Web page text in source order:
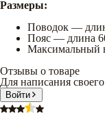
Размеры:
Поводок —
Пояс — длина
Максимальный
Отзывы о товаре
Для написания
Войти